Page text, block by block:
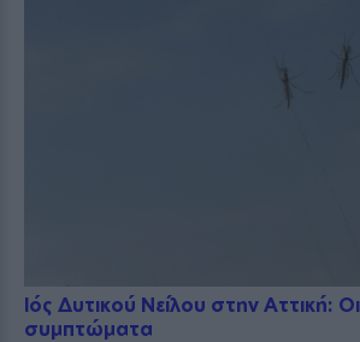
Ιός Δυτικού Νείλου στην Αττική:
συμπτώματα